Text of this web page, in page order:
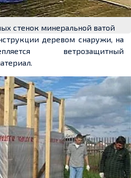
стенок минеральной ватой
деревом снаружи, на
ветрозащитный